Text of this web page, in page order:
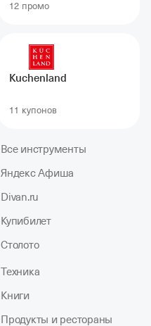
12 промо
Kuchenland
11 купонов
Все инструменты
Яндекс Афиша
Divan.ru
Купибилет
Столото
Техника
Книги
Продукты и рестораны